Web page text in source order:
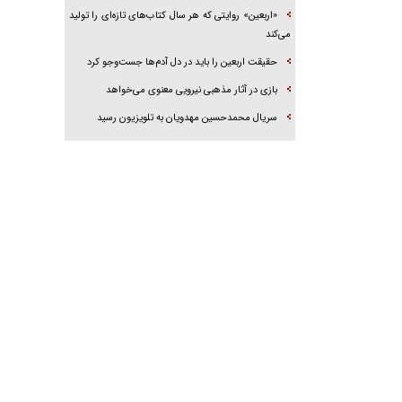
«اربعین» روایتی که هر سال کتاب‌های تازه‌ای را تولید
می‌کند
حقیقت اربعین را باید در دل آدم‌ها جست‌و‌جو کرد
بازی در آثار مذهبی نیرویی معنوی می‌خواهد
سریال محمدحسین مهدویان به تلویزیون رسید